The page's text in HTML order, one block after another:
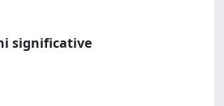
significative